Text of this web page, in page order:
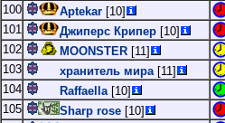
100
Aptekar [10]
101
Джиперс Крипер [10]
102
MOONSTER [11]
103
хранитель мира[11]
104
Raffaella[10]
105
Sharp rose [10]